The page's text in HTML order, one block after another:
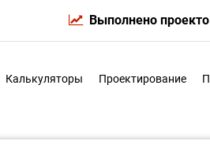
Выполнено
Калькуляторы Проектирование